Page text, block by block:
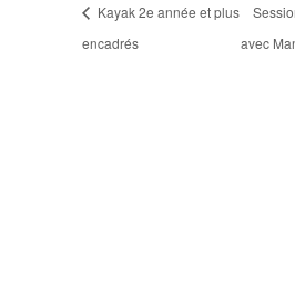
Kayak 2e année et plus
encadrés
avec